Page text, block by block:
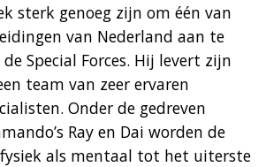
sterk genoeg zijn om één van
van Nederland aan te
Special Forces. Hij levert zijn
team van zeer ervaren
Onder de gedreven
Ray en Dai worden de
als mentaal tot het uiterste